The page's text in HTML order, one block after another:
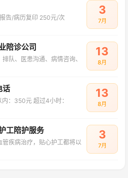
费标准 陪诊服务 代取报告/病历复印 250元/次
3
7月
陪诊公司
队、医患沟通、病情咨询、
13
8月
话
：350元 超过4小时：
13
8月
工陪护服务
疾病治疗，贴心护工都将以
3
7月